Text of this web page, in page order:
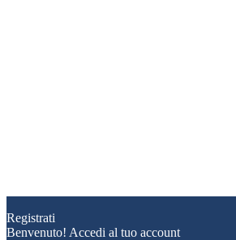
Registrati
Benvenuto! Accedi al tuo account